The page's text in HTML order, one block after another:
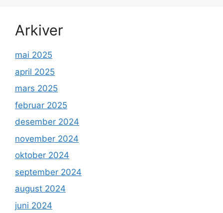
Arkiver
mai 2025
april 2025
mars 2025
februar 2025
desember 2024
november 2024
oktober 2024
september 2024
august 2024
juni 2024